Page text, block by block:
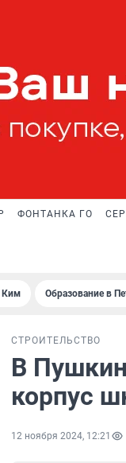
ФОНТАНКА ГО
Ким Образование в
СТРОИТЕЛЬСТВО
В
корпус
12 ноября 2024, 12:21